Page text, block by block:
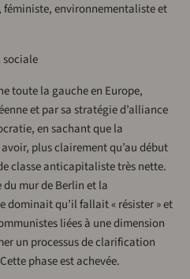
environnementaliste et
toute la gauche en Europe,
et par sa stratégie d’alliance
en sachant que la
plus clairement qu’au début
classe anticapitaliste très nette.
mur de Berlin et la
dominait qu’il fallait « résister » et
liées à une dimension
un processus de clarification
phase est achevée.